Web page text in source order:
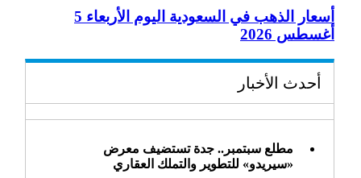
أسعار الذهب في السعودية اليوم الأربعاء 5
أغسطس 2026
أحدث الأخبار
مطلع سبتمبر.. جدة تستضيف معرض
«سيريدو» للتطوير والتملك العقاري